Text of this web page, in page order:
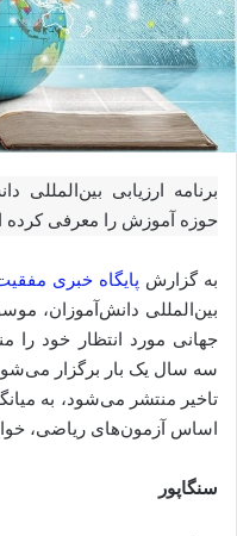
حوزه آموزش را معرفی
به گزارش پایگاه خبری
جهانی مورد انتظار خود را
سه سال یک بار برگزار
تاخیر منتشر می‌شود، به
اساس آزمون‌های ریاضی،
سنگاپور